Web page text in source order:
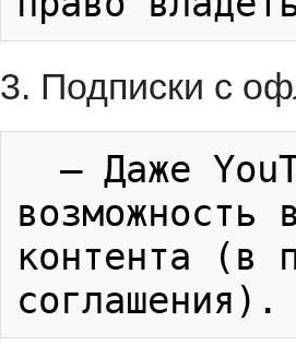
3. Подписки с
возможность
контента (в